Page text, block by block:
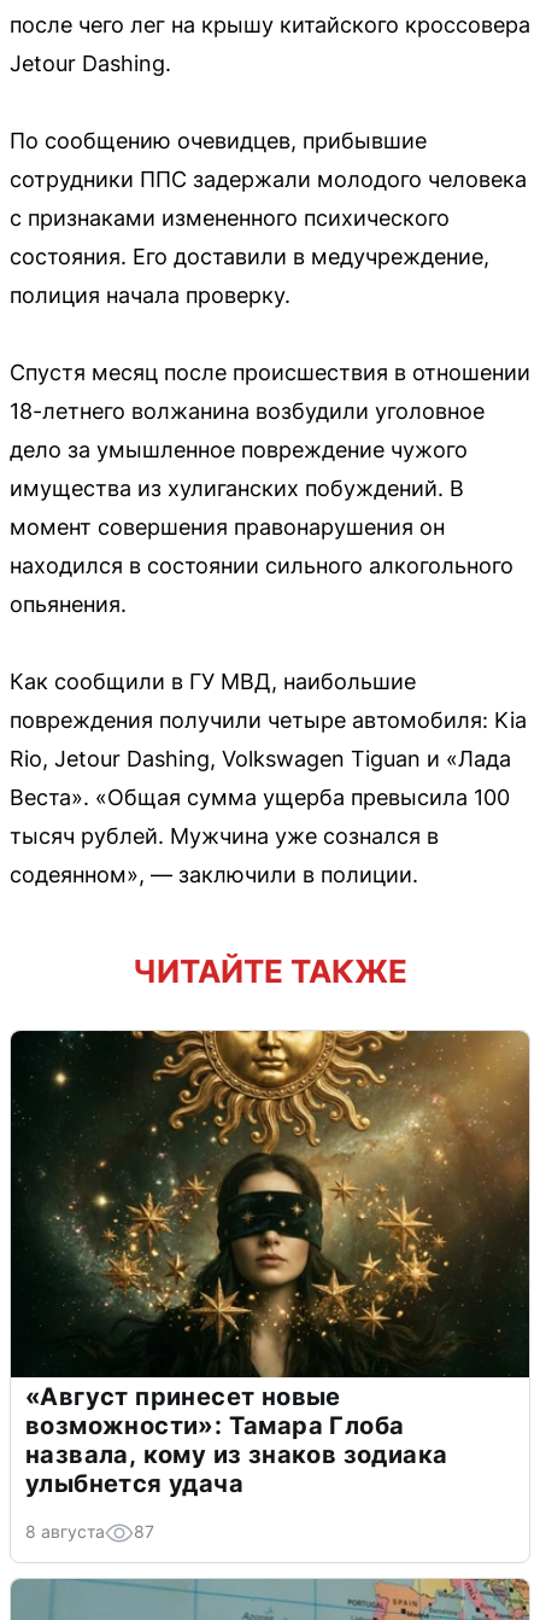
после чего лег на крышу китайского кроссовера
Jetour Dashing.
По сообщению очевидцев, прибывшие
сотрудники ППС задержали молодого человека
с признаками измененного психического
состояния. Его доставили в медучреждение,
полиция начала проверку.
Спустя месяц после происшествия в отношении
18-летнего волжанина возбудили уголовное
дело за умышленное повреждение чужого
имущества из хулиганских побуждений. В
момент совершения правонарушения он
находился в состоянии сильного алкогольного
опьянения.
Как сообщили в ГУ МВД, наибольшие
повреждения получили четыре автомобиля: Kia
Rio, Jetour Dashing, Volkswagen Tiguan и «Лада
Веста». «Общая сумма ущерба превысила 100
тысяч рублей. Мужчина уже сознался в
содеянном», — заключили в полиции.
ЧИТАЙТЕ ТАКЖЕ
«Август принесет новые
возможности»: Тамара Глоба
назвала, кому из знаков зодиака
улыбнется удача
8 августа 87